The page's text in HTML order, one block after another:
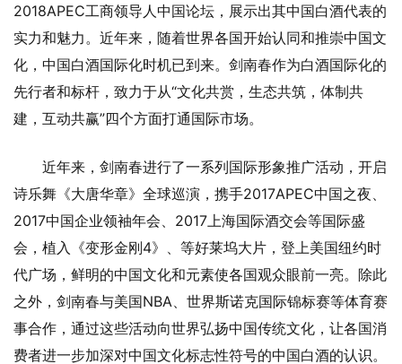
2018APEC工商领导人中国论坛，展示出其中国白酒代表的
实力和魅力。近年来，随着世界各国开始认同和推崇中国文
化，中国白酒国际化时机已到来。剑南春作为白酒国际化的
先行者和标杆，致力于从“文化共赏，生态共筑，体制共
建，互动共赢”四个方面打通国际市场。
近年来，剑南春进行了一系列国际形象推广活动，开启
诗乐舞《大唐华章》全球巡演，携手2017APEC中国之夜、
2017中国企业领袖年会、2017上海国际酒交会等国际盛
会，植入《变形金刚4》、等好莱坞大片，登上美国纽约时
代广场，鲜明的中国文化和元素使各国观众眼前一亮。除此
之外，剑南春与美国NBA、世界斯诺克国际锦标赛等体育赛
事合作，通过这些活动向世界弘扬中国传统文化，让各国消
费者进一步加深对中国文化标志性符号的中国白酒的认识。